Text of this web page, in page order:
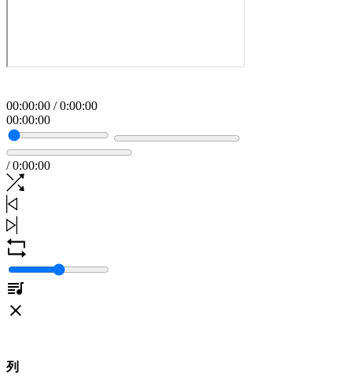
00:00:00 / 0:00:00
00:00:00
/ 0:00:00
列